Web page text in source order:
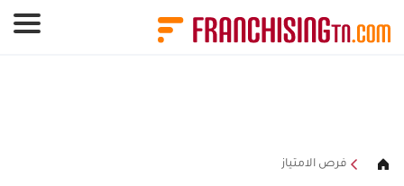
فرص الامتياز
لوحة إدارة ملفات تعريف الارتباط